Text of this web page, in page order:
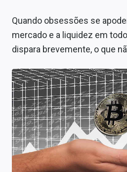
Quando obsessões se
mercado e a liquidez em
dispara brevemente, o que